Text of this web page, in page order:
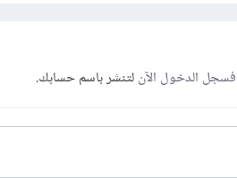
فسجل الدخول الآنلتنشر باسم حسابك.